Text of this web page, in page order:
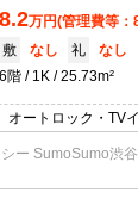
8.2万円(管理費等：
敷
なし 礼
なし
6階
1K 25.73m²
オートロック・TV
ので、広々と空間
台・浴室乾燥機な
ー SumoSumo渋